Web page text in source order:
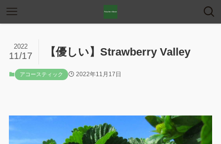
【優しい】Strawberry Valley
2022
11/17
アコースティック 2022年11月17日